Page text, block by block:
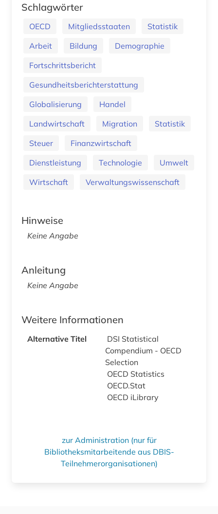
Schlagwörter
OECD Mitgliedsstaaten
Statistik
Arbeit
Bildung
Demographie
Fortschrittsbericht
Gesundheitsberichterstattung
Globalisierung
Handel
Landwirtschaft
Migration
Statistik
Steuer
Finanzwirtschaft
Dienstleistung
Technologie
Umwelt
Wirtschaft
Verwaltungswissenschaft
Hinweise
Keine Angabe
Anleitung
Keine Angabe
Weitere Informationen
Alternative Titel
DSI Statistical
Compendium - OECD
Selection
OECD Statistics
OECD.Stat
OECD iLibrary
zur Administration (nur für
Bibliotheksmitarbeitende aus DBIS-
Teilnehmerorganisationen)